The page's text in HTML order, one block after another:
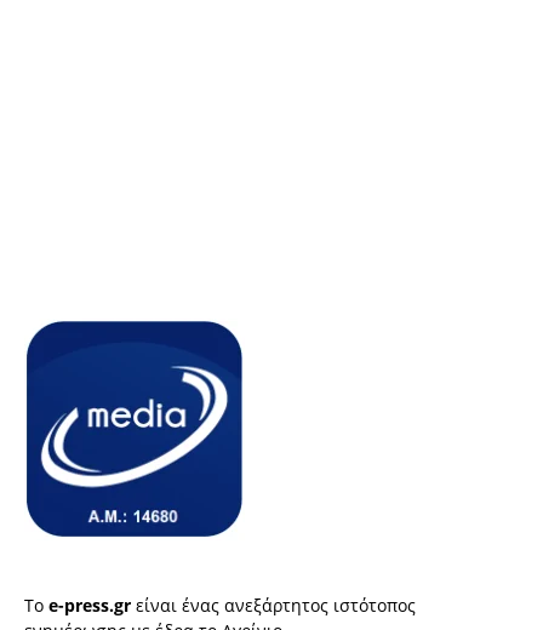
Το e-press.gr είναι ένας ανεξάρτητος ιστότοπος